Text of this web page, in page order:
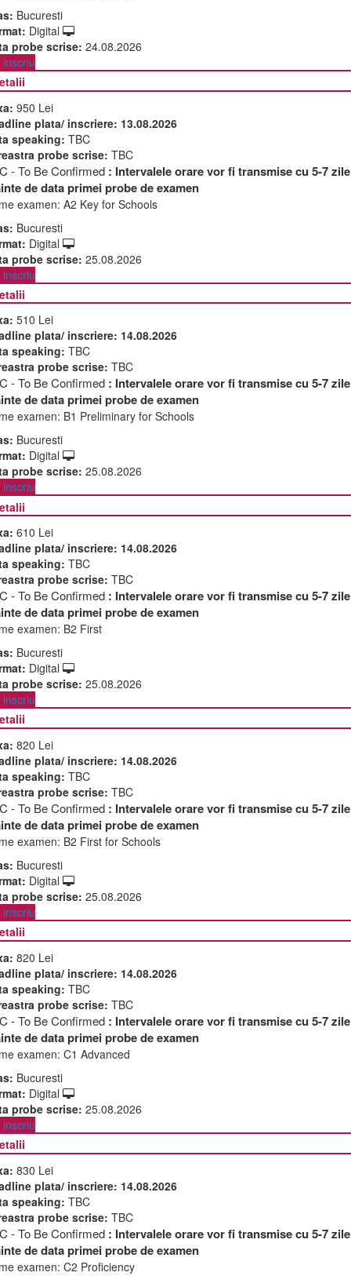
Bucuresti
Digital
probe scrise: 24.08.2026
950 Lei
plata/ inscriere: 13.08.2026
speaking: TBC
probe scrise: TBC
- To Be Confirmed : Intervalele orare vor fi transmise cu 5-7 zile
de data primei probe de examen
examen: A2 Key for Schools
Bucuresti
Digital
probe scrise: 25.08.2026
510 Lei
plata/ inscriere: 14.08.2026
speaking: TBC
probe scrise: TBC
- To Be Confirmed : Intervalele orare vor fi transmise cu 5-7 zile
de data primei probe de examen
examen: B1 Preliminary for Schools
Bucuresti
Digital
probe scrise: 25.08.2026
610 Lei
plata/ inscriere: 14.08.2026
speaking: TBC
probe scrise: TBC
- To Be Confirmed : Intervalele orare vor fi transmise cu 5-7 zile
de data primei probe de examen
examen: B2 First
Bucuresti
Digital
probe scrise: 25.08.2026
820 Lei
plata/ inscriere: 14.08.2026
speaking: TBC
probe scrise: TBC
- To Be Confirmed : Intervalele orare vor fi transmise cu 5-7 zile
de data primei probe de examen
examen: B2 First for Schools
Bucuresti
Digital
probe scrise: 25.08.2026
820 Lei
plata/ inscriere: 14.08.2026
speaking: TBC
probe scrise: TBC
- To Be Confirmed : Intervalele orare vor fi transmise cu 5-7 zile
de data primei probe de examen
examen: C1 Advanced
Bucuresti
Digital
probe scrise: 25.08.2026
830 Lei
plata/ inscriere: 14.08.2026
speaking: TBC
probe scrise: TBC
- To Be Confirmed : Intervalele orare vor fi transmise cu 5-7 zile
de data primei probe de examen
examen: C2 Proficiency